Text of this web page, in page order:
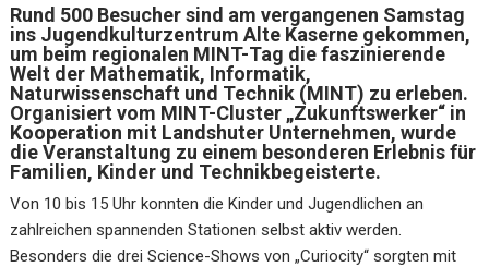
Rund 500 Besucher sind am vergangenen Samstag
ins Jugendkulturzentrum Alte Kaserne gekommen,
um beim regionalen MINT-Tag die faszinierende
Welt der Mathematik, Informatik,
Naturwissenschaft und Technik (MINT) zu erleben.
Organisiert vom MINT-Cluster „Zukunftswerker“ in
Kooperation mit Landshuter Unternehmen, wurde
die Veranstaltung zu einem besonderen Erlebnis für
Familien, Kinder und Technikbegeisterte.
Von 10 bis 15 Uhr konnten die Kinder und Jugendlichen an
zahlreichen spannenden Stationen selbst aktiv werden.
Besonders die drei Science-Shows von „Curiocity“ sorgten mit